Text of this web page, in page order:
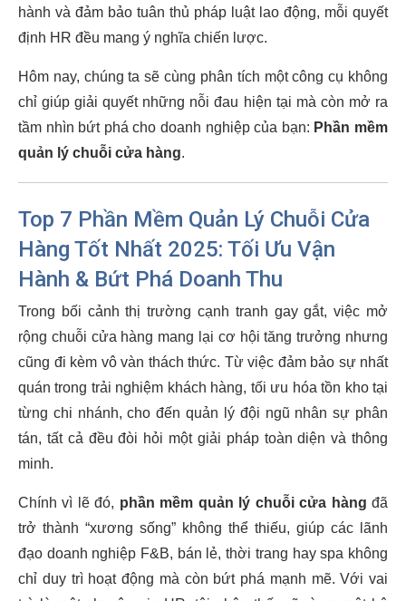
hành và đảm bảo tuân thủ pháp luật lao động, mỗi quyết
định HR đều mang ý nghĩa chiến lược.
Hôm nay, chúng ta sẽ cùng phân tích một công cụ không
chỉ giúp giải quyết những nỗi đau hiện tại mà còn mở ra
tầm nhìn bứt phá cho doanh nghiệp của bạn: Phần mềm
quản lý chuỗi cửa hàng.
Top 7 Phần Mềm Quản Lý Chuỗi Cửa
Hàng Tốt Nhất 2025: Tối Ưu Vận
Hành & Bứt Phá Doanh Thu
Trong bối cảnh thị trường cạnh tranh gay gắt, việc mở
rộng chuỗi cửa hàng mang lại cơ hội tăng trưởng nhưng
cũng đi kèm vô vàn thách thức. Từ việc đảm bảo sự nhất
quán trong trải nghiệm khách hàng, tối ưu hóa tồn kho tại
từng chi nhánh, cho đến quản lý đội ngũ nhân sự phân
tán, tất cả đều đòi hỏi một giải pháp toàn diện và thông
minh.
Chính vì lẽ đó, phần mềm quản lý chuỗi cửa hàng đã
trở thành “xương sống” không thể thiếu, giúp các lãnh
đạo doanh nghiệp F&B, bán lẻ, thời trang hay spa không
chỉ duy trì hoạt động mà còn bứt phá mạnh mẽ. Với vai